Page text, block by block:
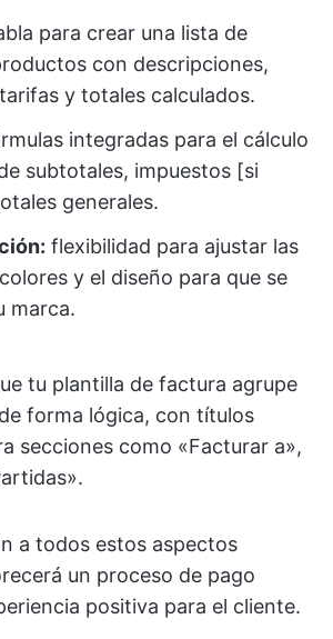
para crear una lista de
con descripciones,
y totales calculados.
integradas para el cálculo
subtotales, impuestos [si
generales.
flexibilidad para ajustar las
y el diseño para que se
marca.
tu plantilla de factura agrupe
forma lógica, con títulos
secciones como «Facturar a»,
a todos estos aspectos
un proceso de pago
positiva para el cliente.